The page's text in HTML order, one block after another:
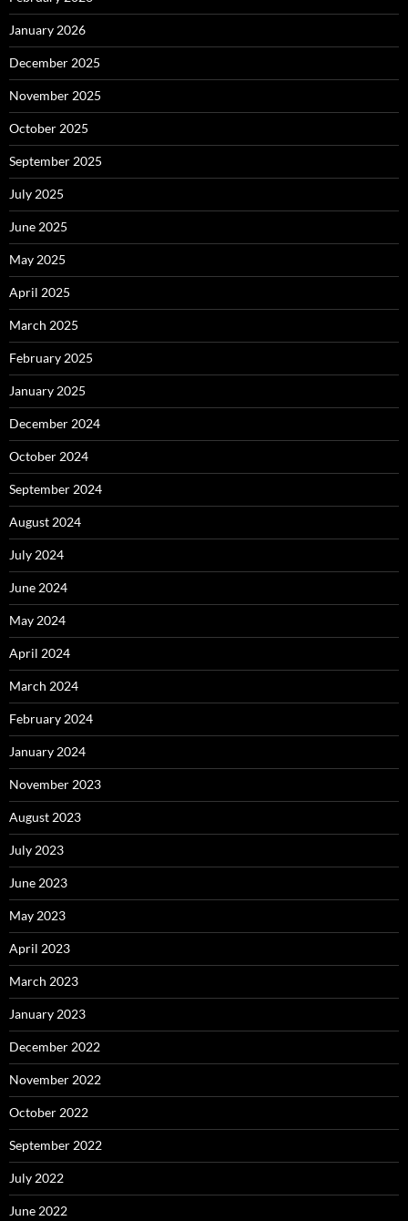
January 2026
December 2025
November 2025
October 2025
September 2025
July 2025
June 2025
May 2025
April 2025
March 2025
February 2025
January 2025
December 2024
October 2024
September 2024
August 2024
July 2024
June 2024
May 2024
April 2024
March 2024
February 2024
January 2024
November 2023
August 2023
July 2023
June 2023
May 2023
April 2023
March 2023
January 2023
December 2022
November 2022
October 2022
September 2022
July 2022
June 2022